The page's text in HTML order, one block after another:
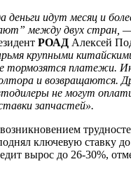
деньги идут месяц и
между двух стран, —
РОАД Алексей
крупными
тормозятся платежи.
и возвращаются.
не могут
запчастей».
ключевую ставку
вырос до 26-30%,